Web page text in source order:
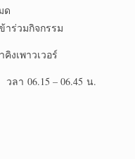
ด
าร่วมกิจกรรม
งเพาวเวอร์
วลา 06.15 – 06.45 น.